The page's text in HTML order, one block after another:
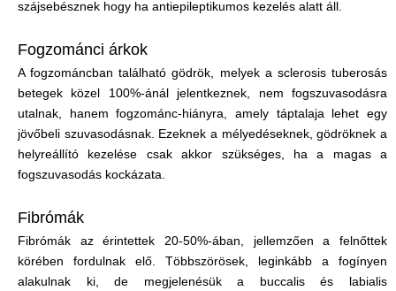
szájsebésznek hogy ha antiepileptikumos kezelés alatt áll.
Fogzománci árkok
A fogzománcban található gödrök, melyek a sclerosis tuberosás
betegek közel 100%-ánál jelentkeznek, nem fogszuvasodásra
utalnak, hanem fogzománc-hiányra, amely táptalaja lehet egy
jövőbeli szuvasodásnak. Ezeknek a mélyedéseknek, gödröknek a
helyreállító kezelése csak akkor szükséges, ha a magas a
fogszuvasodás kockázata.
Fibrómák
Fibrómák az érintettek 20-50%-ában, jellemzően a felnőttek
körében fordulnak elő. Többszörösek, leginkább a fogínyen
alakulnak ki, de megjelenésük a buccalis és labialis